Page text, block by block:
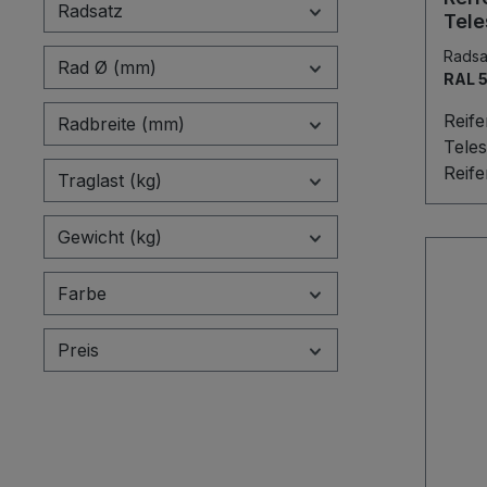
Radsatz
Rad Ø (mm)
Radbreite (mm)
Traglast (kg)
Gewicht (kg)
Farbe
Preis
RAL